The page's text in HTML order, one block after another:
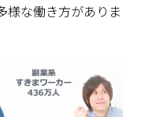
様な働き方がありま